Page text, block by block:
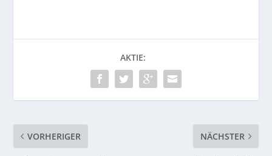
AKTIE:
VORHERIGER NÄCHSTER